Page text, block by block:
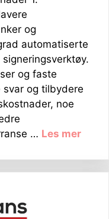
og
automatiserte
og faste
svar og tilbydere
noe
… Les mer